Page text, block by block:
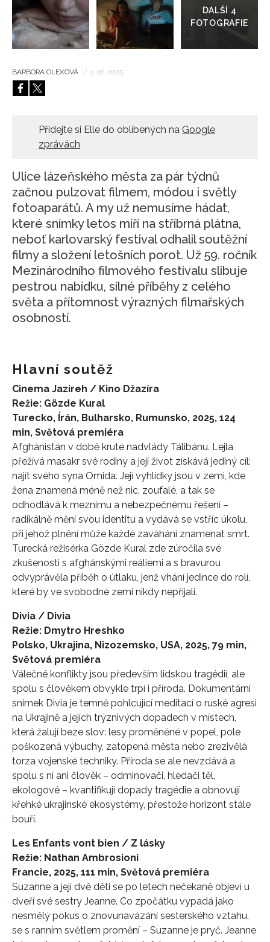
HOME
galerie
BARBORA OLEXOVÁ / 4. 06. 2025
Přidejte si Elle do oblíbených na Google
zprávách
Ulice lázeňského města za pár týdnů
začnou pulzovat filmem, módou i světly
fotoaparátů. A my už nemusíme hádat,
které snímky letos míří na stříbrná plátna,
neboť karlovarský festival odhalil soutěžní
filmy a složení letošních porot. Už 59. ročník
Mezinárodního filmového festivalu slibuje
pestrou nabídku, silné příběhy z celého
světa a přítomnost výrazných filmařských
osobností.
Hlavní soutěž
Cinema Jazireh / Kino Džazíra
Režie: Gözde Kural
Turecko, Írán, Bulharsko, Rumunsko, 2025, 124
min, Světová premiéra
Afghánistán v době kruté nadvlády Tálibánu. Lejla
přežívá masakr své rodiny a její život získává jediný cíl:
najít svého syna Omida. Její vyhlídky jsou v zemi, kde
žena znamená méně než nic, zoufalé, a tak se
odhodlává k meznímu a nebezpečnému řešení –
radikálně mění svou identitu a vydává se vstříc úkolu,
při jehož plnění může každé zaváhání znamenat smrt.
Turecká režisérka Gözde Kural zde zúročila své
zkušenosti s afghánskými reáliemi a s bravurou
odvyprávěla příběh o útlaku, jenž vhání jedince do rolí,
které by ve svobodné zemi nikdy nepřijali.
Divia / Divia
Režie: Dmytro Hreshko
Polsko, Ukrajina, Nizozemsko, USA, 2025, 79 min,
Světová premiéra
Válečné konflikty jsou především lidskou tragédií, ale
spolu s člověkem obvykle trpí i příroda. Dokumentární
snímek Divia je temně pohlcující meditací o ruské agresi
na Ukrajině a jejích trýznivých dopadech v místech,
která žalují beze slov: lesy proměněné v popel, pole
poškozená výbuchy, zatopená města nebo zrezivělá
torza vojenské techniky. Příroda se ale nevzdává a
spolu s ní ani člověk – odminovači, hledači těl,
ekologové – kvantifikují dopady tragédie a obnovují
křehké ukrajinské ekosystémy, přestože horizont stále
bouří.
Les Enfants vont bien / Z lásky
Režie: Nathan Ambrosioni
Francie, 2025, 111 min, Světová premiéra
Suzanne a její dvě děti se po letech nečekaně objeví u
dveří své sestry Jeanne. Co zpočátku vypadá jako
nesmělý pokus o znovunavázání sesterského vztahu,
se s ranním světlem promění – Suzanne je pryč. Jeanne